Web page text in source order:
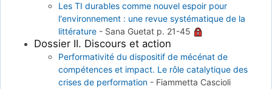
Les TI durables comme nouvel espoir pour
l'environnement : une revue systématique de la
littérature - Sana Guetat p. 21-45
Dossier II. Discours et action
Performativité du dispositif de mécénat de
compétences et impact. Le rôle catalytique des
crises de performation - Fiammetta Cascioli